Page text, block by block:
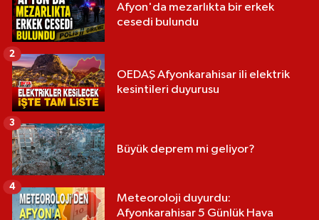
Afyon'da mezarlıkta bir erkek
cesedi bulundu
OEDAŞ Afyonkarahisar ili elektrik
kesintileri duyurusu
2
Büyük deprem mi geliyor?
3
Meteoroloji duyurdu:
Afyonkarahisar 5 Günlük Hava
4